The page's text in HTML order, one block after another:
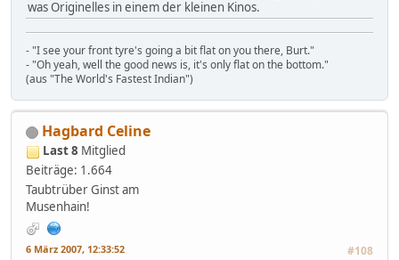
was Originelles in einem der kleinen Kinos.
- "I see your front tyre's going a bit flat on you there, Burt."
- "Oh yeah, well the good news is, it's only flat on the bottom."
(aus "The World's Fastest Indian")
Hagbard Celine
Last 8 Mitglied
Beiträge: 1.664
Taubtrüber Ginst am
Musenhain!
6 März 2007, 12:33:52 #108